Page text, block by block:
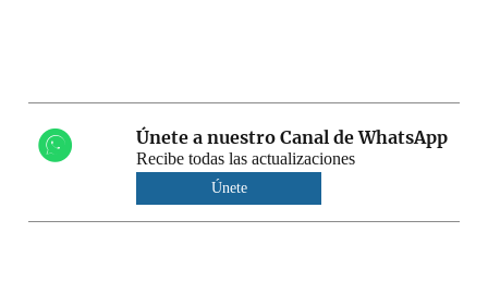
Únete a nuestro Canal de WhatsApp
Recibe todas las actualizaciones
Únete